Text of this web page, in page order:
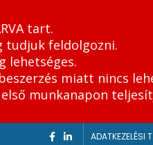
tart.
tudjuk feldolgozni.
lehetséges.
miatt nincs
munkanapon
ADATKEZELÉSI